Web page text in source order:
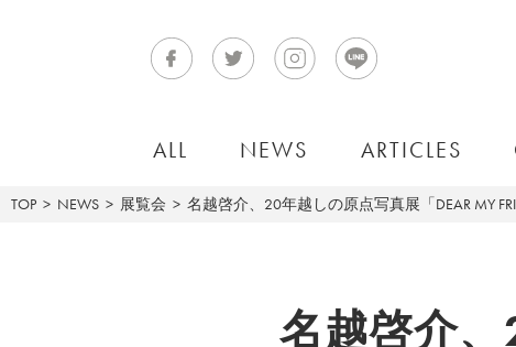
ALL NEWS ARTICLES
TOP NEWS 展覧会 名越啓介、20年越しの原点写真展「DEAR MY
名越啓介